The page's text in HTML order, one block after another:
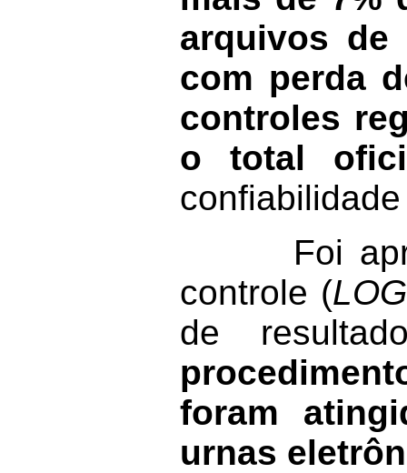
arquivos de
com perda
controles
o total
Foi
controle (LOG
de
foram
urnas